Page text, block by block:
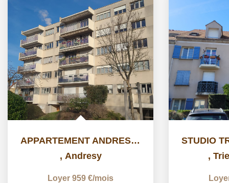
APPARTEMENT ANDRESY - 2 pièce(s) - 53.39 m2
, Andresy
Loyer 959 €/mois
,